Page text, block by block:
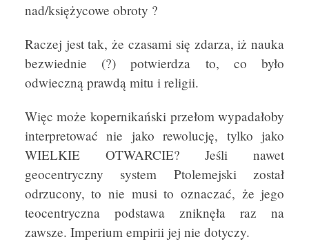
nad/księżycowe obroty ?
Raczej jest tak, że czasami się zdarza, iż nauka
bezwiednie (?) potwierdza to, co było
odwieczną prawdą mitu i religii.
Więc może kopernikański przełom wypadałoby
interpretować nie jako rewolucję, tylko jako
WIELKIE OTWARCIE? Jeśli nawet
geocentryczny system Ptolemejski został
odrzucony, to nie musi to oznaczać, że jego
teocentryczna podstawa zniknęła raz na
zawsze. Imperium empirii jej nie dotyczy.